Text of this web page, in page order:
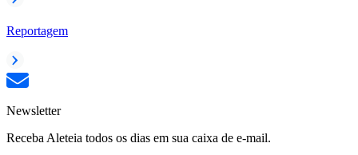
Reportagem
Newsletter
Receba Aleteia todos os dias em sua caixa de e-mail.